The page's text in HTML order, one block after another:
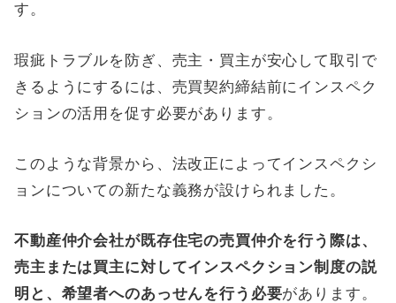
す。
瑕疵トラブルを防ぎ、売主・買主が安心して取引で
きるようにするには、売買契約締結前にインスペク
ションの活用を促す必要があります。
このような背景から、法改正によってインスペクシ
ョンについての新たな義務が設けられました。
不動産仲介会社が既存住宅の売買仲介を行う際は、
売主または買主に対してインスペクション制度の説
明と、希望者へのあっせんを行う必要があります。